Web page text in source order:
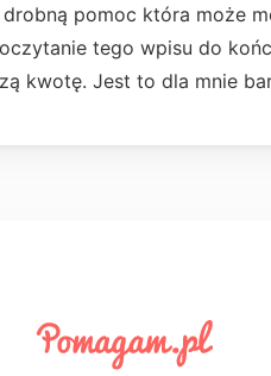
pomoc która może
tego wpisu do
kwotę. Jest to dla mnie